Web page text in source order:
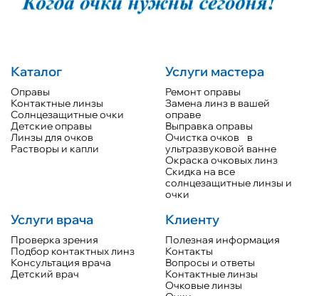
Каталог
Оправы
Контактные линзы
Солнцезащитные очки
Детские оправы
Линзы для очков
Растворы и капли
Услуги мастера
Ремонт оправы
Замена линз в вашей
оправе
Выправка оправы
Очистка очков в
ультразвуковой ванне
Окраска очковых линз
Скидка на все
солнцезащитные линзы и
очки
Услуги врача
Проверка зрения
Подбор контактных линз
Консультация врача
Детский врач
Клиенту
Полезная информация
Контакты
Вопросы и ответы
Контактные линзы
Очковые линзы